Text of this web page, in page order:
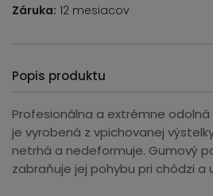
Záruka: 12 mesiacov
Popis produktu
Profesionálna a extrémne
je vyrobená z vpichovanej
netrhá a nedeformuje. Gumový
zabraňuje jej pohybu pri chôdzi a